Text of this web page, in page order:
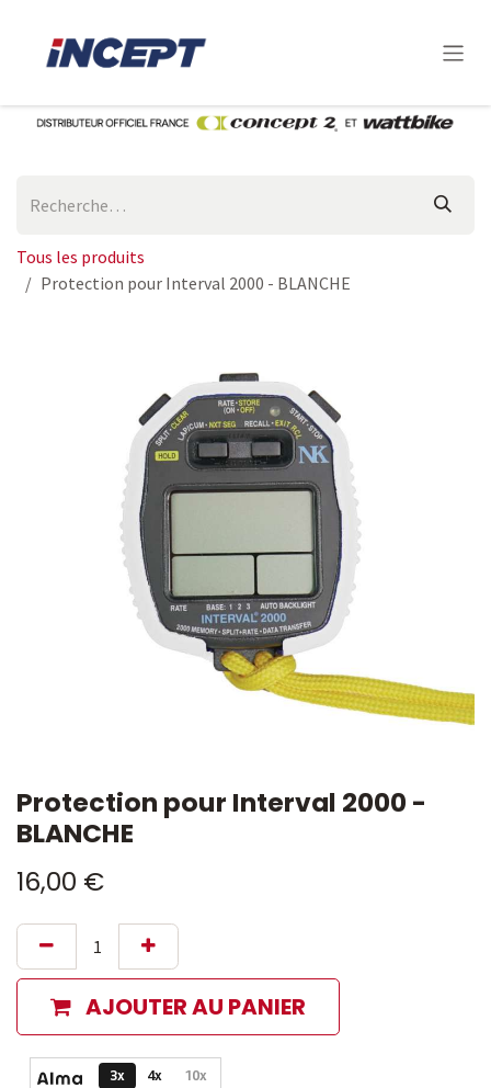
Tous les produits
Protection pour Interval 2000 - BLANCHE
Protection pour Interval 2000 -
BLANCHE
16,00 €
AJOUTER AU PANIER
Options de paiement disponibles
3x 4x 10x